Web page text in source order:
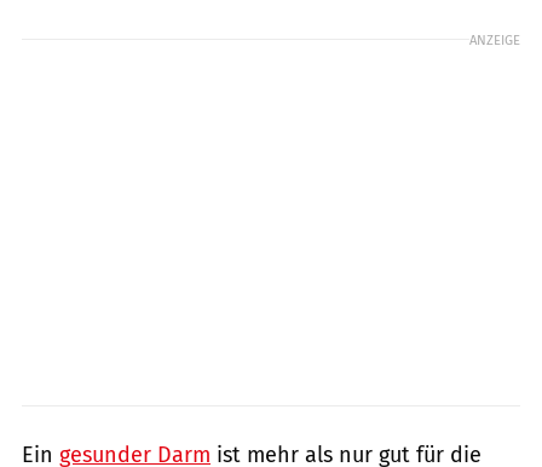
ANZEIGE
Ein gesunder Darm ist mehr als nur gut für die